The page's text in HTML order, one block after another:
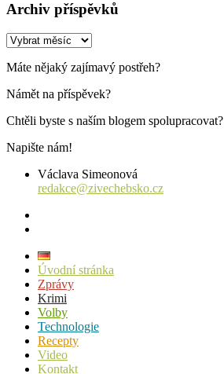
Archiv příspěvků
Archiv
Máte nějaký zajímavý postřeh?
Námět na příspěvek?
Chtěli byste s naším blogem spolupracovat?
Napište nám!
Václava Simeonová
redakce@zivechebsko.cz
Úvodní stránka
Zprávy
Krimi
Volby
Technologie
Recepty
Video
Kontakt